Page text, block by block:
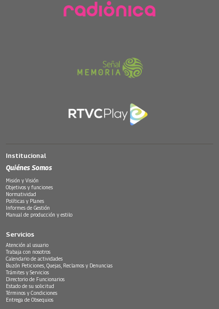
Institucional
Quiénes Somos
Misión y Visión
Objetivos y funciones
Normatividad
Políticas y Planes
Informes de Gestión
Manual de producción y estilo
Servicios
Atención al usuario
Trabaja con nosotros
Calendario de actividades
Buzón Peticiones, Quejas, Reclamos y Denuncias
Trámites y Servicios
Directorio de Funcionarios
Estado de su solicitud
Términos y Condiciones
Entrega de Obsequios